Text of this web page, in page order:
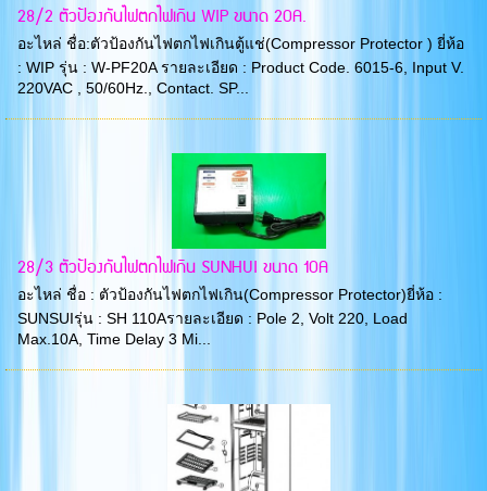
28/2 ตัวป้องกันไฟตกไฟเกิน WIP ขนาด 20A.
อะไหล่ ชื่อ:ตัวป้องกันไฟตกไฟเกินตู้แช่(Compressor Protector ) ยี่ห้อ
: WIP รุ่น : W-PF20A รายละเอียด : Product Code. 6015-6, Input V.
220VAC , 50/60Hz., Contact. SP...
28/3 ตัวป้องกันไฟตกไฟเกิน SUNHUI ขนาด 10A
อะไหล่ ชื่อ : ตัวป้องกันไฟตกไฟเกิน(Compressor Protector)ยี่ห้อ :
SUNSUIรุ่น : SH 110Aรายละเอียด : Pole 2, Volt 220, Load
Max.10A, Time Delay 3 Mi...